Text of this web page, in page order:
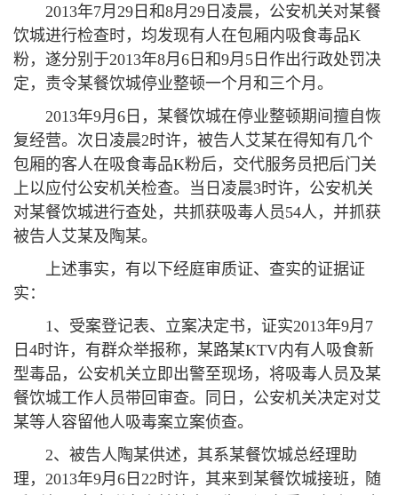
2013年7月29日和8月29日凌晨，公安机关对某餐
饮城进行检查时，均发现有人在包厢内吸食毒品K
粉，遂分别于2013年8月6日和9月5日作出行政处罚决
定，责令某餐饮城停业整顿一个月和三个月。
2013年9月6日，某餐饮城在停业整顿期间擅自恢
复经营。次日凌晨2时许，被告人艾某在得知有几个
包厢的客人在吸食毒品K粉后，交代服务员把后门关
上以应付公安机关检查。当日凌晨3时许，公安机关
对某餐饮城进行查处，共抓获吸毒人员54人，并抓获
被告人艾某及陶某。
上述事实，有以下经庭审质证、查实的证据证
实：
1、受案登记表、立案决定书，证实2013年9月7
日4时许，有群众举报称，某路某KTV内有人吸食新
型毒品，公安机关立即出警至现场，将吸毒人员及某
餐饮城工作人员带回审查。同日，公安机关决定对艾
某等人容留他人吸毒案立案侦查。
2、被告人陶某供述，其系某餐饮城总经理助
理，2013年9月6日22时许，其来到某餐饮城接班，随